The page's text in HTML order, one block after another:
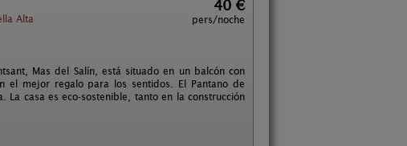
Alta
40 €
pers/noche
Mas del Salín, está situado en un balcón con
el mejor regalo para los sentidos. El Pantano de
casa es eco-sostenible, tanto en la construcción